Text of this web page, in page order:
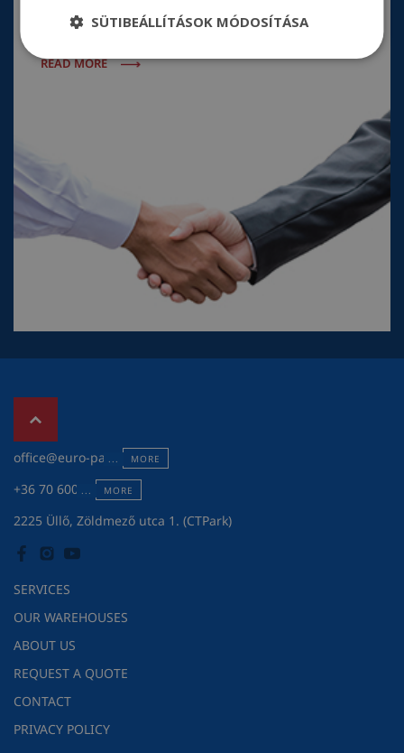
details are submitted, our team will get in touch with
READ MORE
office@euro-pack.huMORE
+36 70 600 7301MORE
2225 Üllő, Zöldmező utca 1. (CTPark)
SERVICES
OUR WAREHOUSES
ABOUT US
REQUEST A QUOTE
CONTACT
PRIVACY POLICY
SÜTIBEÁLLÍTÁSOK MÓDOSÍTÁSA